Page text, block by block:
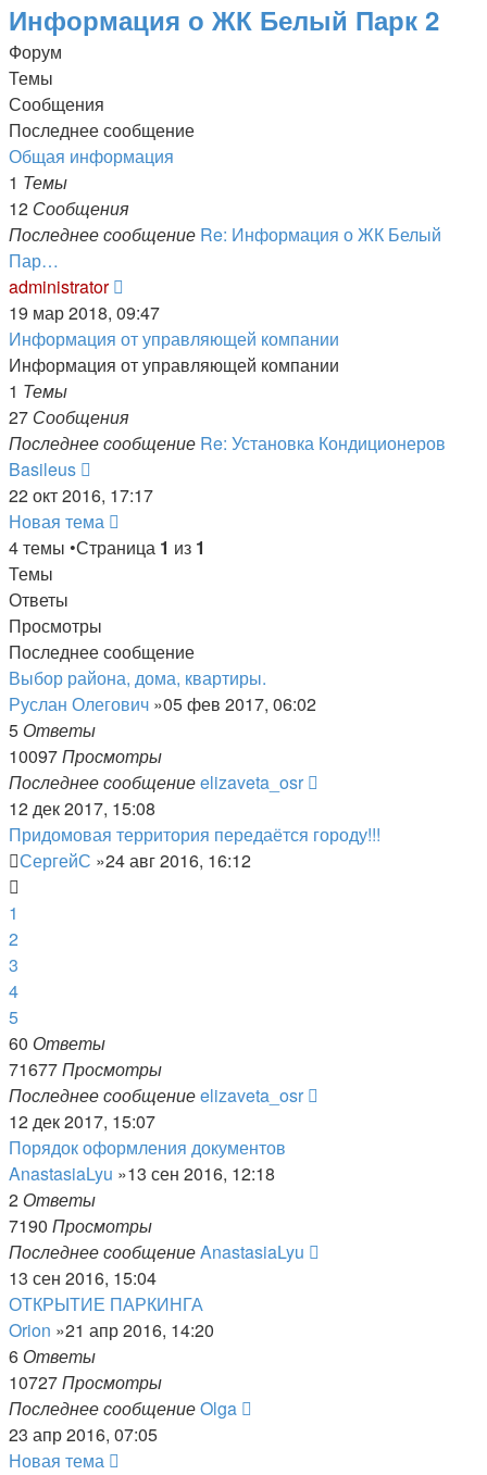
Информация о ЖК Белый Парк 2
Форум
Темы
Сообщения
Последнее сообщение
Общая информация
1 Темы
12 Сообщения
Последнее сообщение Re: Информация о ЖК Белый
Пар…
administrator
к
последнему
сообщению
19 мар 2018, 09:47
Информация от управляющей компании
Информация от управляющей компании
1 Темы
27 Сообщения
Последнее сообщение Re: Установка Кондиционеров
Basileus
к
последнему
сообщению
22 окт 2016, 17:17
Новая тема
4 темы •Страница 1 из 1
Темы
Ответы
Просмотры
Последнее сообщение
Выбор района, дома, квартиры.
Руслан Олегович »05 фев 2017, 06:02
5 Ответы
10097Просмотры
Последнее сообщениеelizaveta_osr
12 дек 2017, 15:08
Придомовая территория передаётся городу!!!
СергейС »24 авг 2016, 16:12
1
2
3
4
5
60 Ответы
71677Просмотры
Последнее сообщениеelizaveta_osr
12 дек 2017, 15:07
Порядок оформления документов
AnastasiaLyu »13 сен 2016, 12:18
2 Ответы
7190 Просмотры
Последнее сообщениеAnastasiaLyu
13 сен 2016, 15:04
ОТКРЫТИЕ ПАРКИНГА
Orion »21 апр 2016, 14:20
6 Ответы
10727Просмотры
Последнее сообщениеOlga
23 апр 2016, 07:05
Новая тема